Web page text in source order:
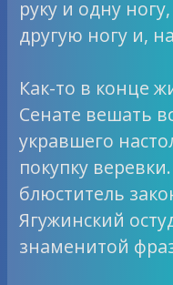
руку и одну
другую ногу и,
Как-то в конце
Сенате вешать
укравшего
покупку
блюститель
Ягужинский
знаменитой